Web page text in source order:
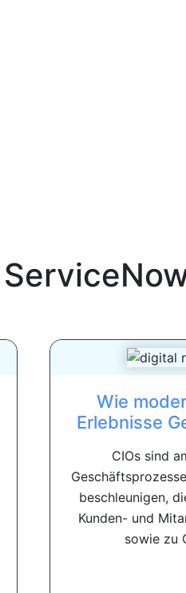
Wie
Erlebnisse
CIOs sind
beschleunigen,
Kunden- und
sowie zu